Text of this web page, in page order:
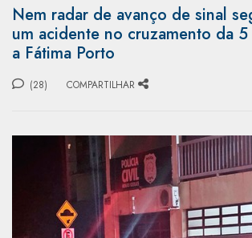
Nem radar de avanço de sinal
um acidente no cruzamento da
a Fátima Porto
(28) COMPARTILHAR